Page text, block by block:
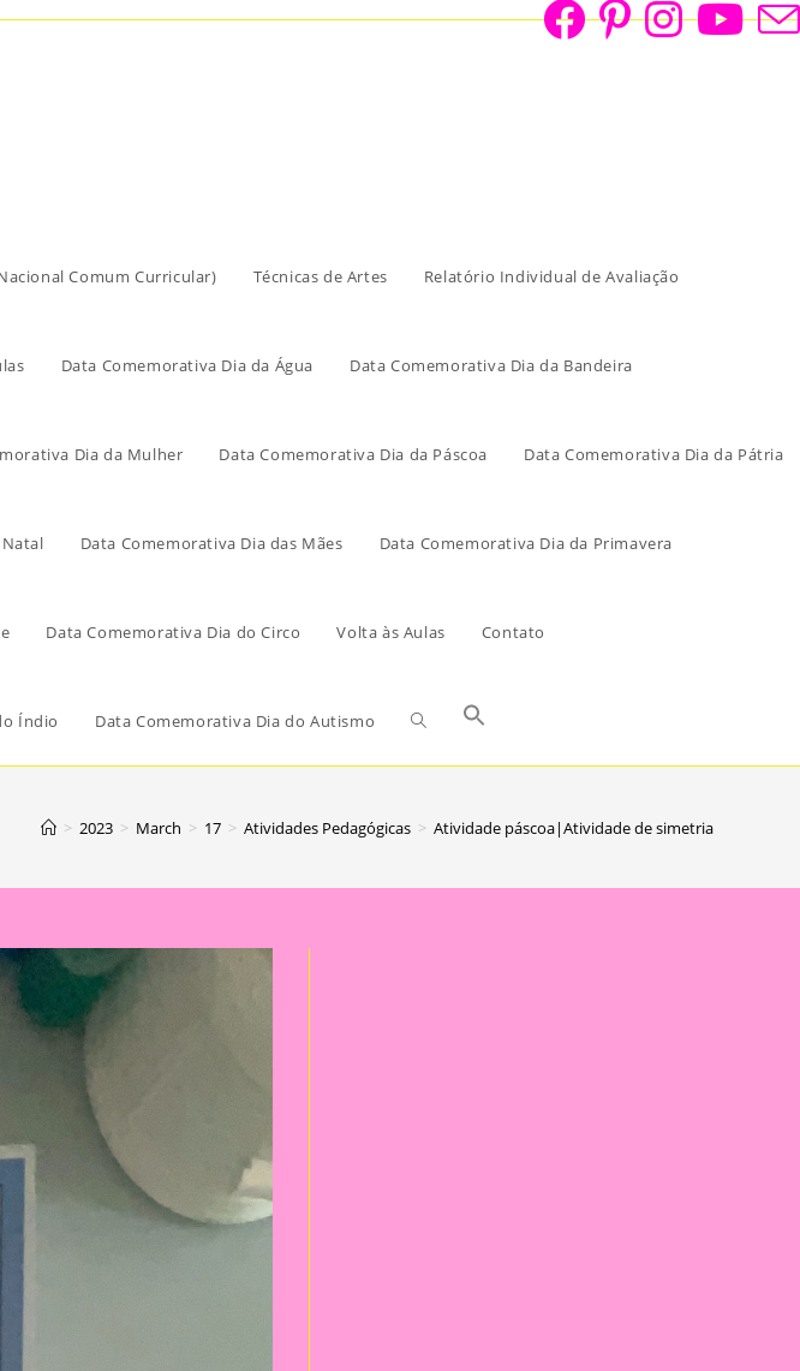
Comum Curricular) Técnicas de Artes Relatório Individual de Avaliação
Data Comemorativa Dia da Água Data Comemorativa Dia da Bandeira
Dia da Mulher Data Comemorativa Dia da Páscoa Data Comemorativa Dia da Pátria
Data Comemorativa Dia das Mães Data Comemorativa Dia da Primavera
Data Comemorativa Dia do Circo Volta às Aulas Contato
Índio Data Comemorativa Dia do Autismo
> 2023 > March > 17 > Atividades Pedagógicas > Atividade páscoa|Atividade de simetria